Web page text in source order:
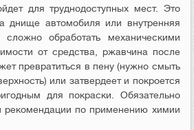
для труднодоступных мест. Это
днище автомобиля или внутренняя
сложно обработать механическими
от средства, ржавчина после
превратиться в пену (нужно смыть
или затвердеет и покроется
для покраски. Обязательно
рекомендации по применению химии